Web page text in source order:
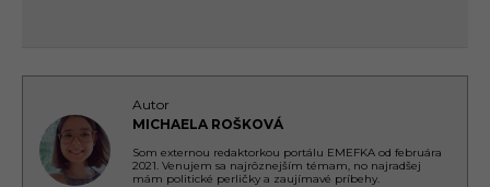
Autor
MICHAELA ROŠKOVÁ
Som externou redaktorkou portálu EMEFKA od februára
2021. Venujem sa najrôznejším témam, no najradšej
mám politické perličky a zaujímavé príbehy.